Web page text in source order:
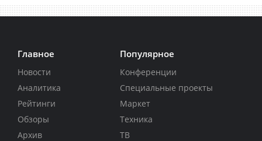
Главное
Новости
Аналитика
Рейтинги
Обзоры
Архив
Популярное
Конференции
Специальные проекты
Маркет
Техника
ТВ